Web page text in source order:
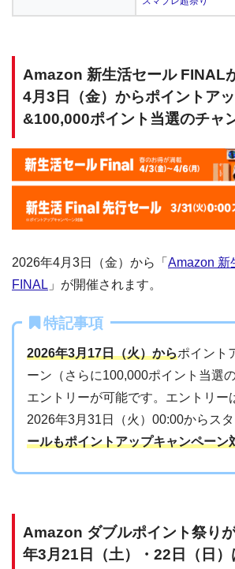
Amazon 新生活セール FINAL
4月3日（金）からポイントア
&100,000ポイント当選のチャ
2026年4月3日（金）から「 Amazon 新
FINAL 」が開催されます。
特記事項
2026年3月17日（火）からポイント
ーン（さらに100,000ポイント当選
エントリーが可能です。エントリー
2026年3月31日（火）00:00からス
ールもポイントアップキャンペーン
Amazon ダブルポイント祭り
年3月21日（土）・22日（日）